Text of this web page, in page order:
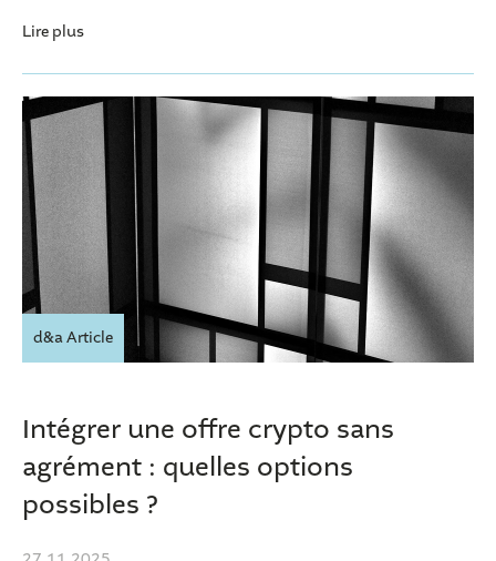
Lire plus
d&a Article
Intégrer une offre crypto sans
agrément : quelles options
possibles ?